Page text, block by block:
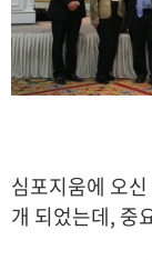
심포지움에 오
개 되었는데, 중